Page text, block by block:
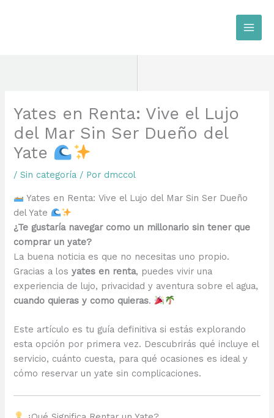
Yates en Renta: Vive el Lujo
del Mar Sin Ser Dueño del
Yate
/Sin categoría / Por dmccol
Yates en Renta: Vive el Lujo del Mar Sin Ser Dueño
del Yate
¿Te gustaría navegar como un millonario sin tener que
comprar un yate?
La buena noticia es que no necesitas uno propio.
Gracias a losyates en renta, puedes vivir una
experiencia de lujo, privacidad y aventura sobre el agua,
cuando quieras y como quieras.
Este artículo es tu guía definitiva si estás explorando
esta opción por primera vez. Descubrirás qué incluye el
servicio, cuánto cuesta, para qué ocasiones es ideal y
cómo reservar un yate sin complicaciones.